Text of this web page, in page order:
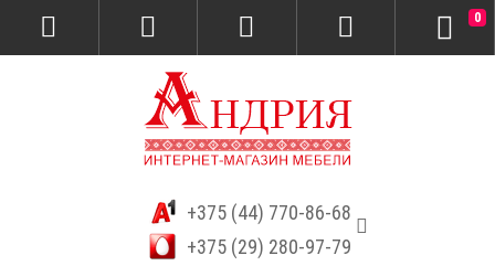
+375 (44) 770-86-68
+375 (29) 280-97-79
0